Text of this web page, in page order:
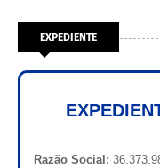
EXPEDIENTE
Razão Social: